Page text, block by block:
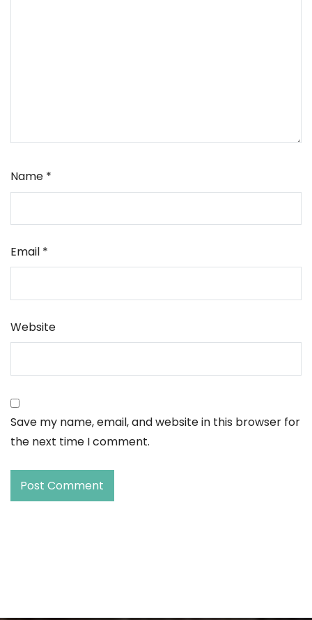
Name *
Email *
Website
Save my name, email, and website in this browser for
the next time I comment.